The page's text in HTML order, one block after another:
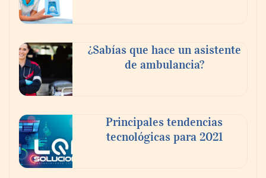
En el Día de la Cerveza, Grupo Modelo
¿Sabías que hace un asistente
de ambulancia?
Principales tendencias
tecnológicas para 2021